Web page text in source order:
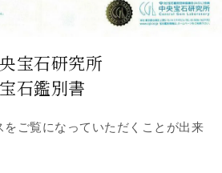
宝石研究所
宝石鑑別書
ご覧になっていただくことが出来